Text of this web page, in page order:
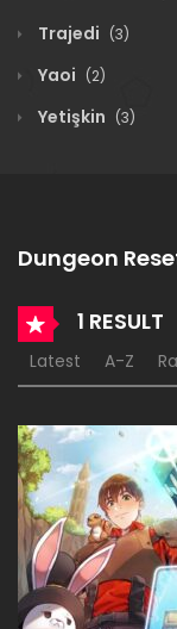
Trajedi (3)
Yaoi (2)
Yetişkin (3)
Dungeon
1 RESULT
Latest A-Z